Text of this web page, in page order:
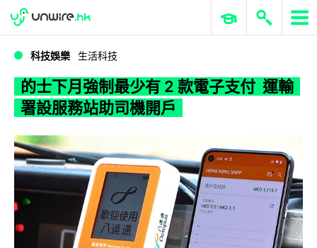
WWDC 2026 ERP 與商業 AI
科技娛樂 生活科技
的士下月強制最少有 2 款電子支付 運輸
署設服務站助司機開戶